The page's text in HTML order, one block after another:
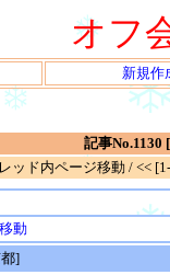
オフ
新規作
記事
ッド内ページ移動 / <<
動
]